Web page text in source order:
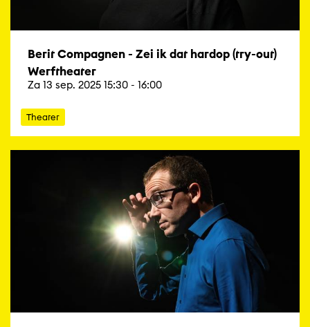
Berit Compagnen - Zei ik dat hardop (try-out)
Werftheater
Za 13 sep. 2025 15:30 - 16:00
Theater